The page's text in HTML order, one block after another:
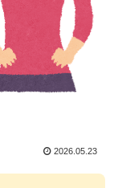
2026.05.23